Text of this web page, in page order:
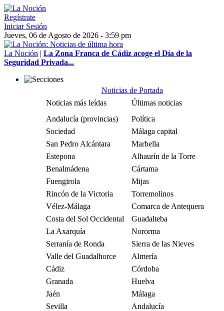
Regístrate
Iniciar Sesión
Jueves, 06 de Agosto de 2026 - 3:59 pm
La Noción | La Zona Franca de Cádiz acoge el Día de la
Seguridad Privada...
Noticias de Portada
Noticias más leídas
Últimas noticias
Andalucía (provincias)
Política
Sociedad
Málaga capital
San Pedro Alcántara
Marbella
Estepona
Alhaurín de la Torre
Benalmádena
Cártama
Fuengirola
Mijas
Rincón de la Victoria
Torremolinos
Vélez-Málaga
Comarca de Antequera
Costa del Sol Occidental
Guadalteba
La Axarquía
Nororma
Serranía de Ronda
Sierra de las Nieves
Valle del Guadalhorce
Almería
Cádiz
Córdoba
Granada
Huelva
Jaén
Málaga
Sevilla
Andalucía